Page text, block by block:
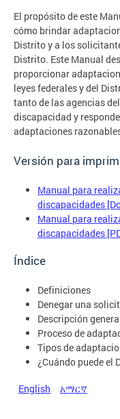
El propósito de este
cómo brindar
Distrito y a los
Distrito. Este Manual
proporcionar
leyes federales y del
tanto de las agencias
discapacidad y
adaptaciones
Versión para
Manual para
discapacidades
Manual para
discapacidades
Índice
Definiciones
Denegar una
Descripción
Proceso de
Tipos de
¿Cuándo puede el
English አማርኛ